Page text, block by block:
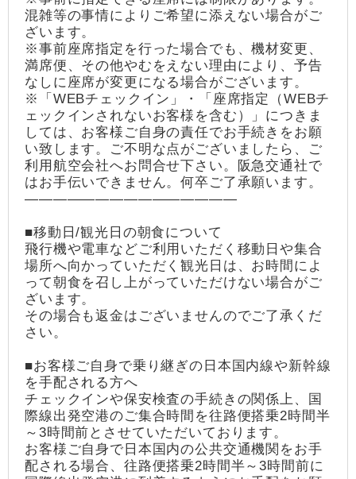
混雑等の事情によりご希望に添えない場合がご
ざいます。
※事前座席指定を行った場合でも、機材変更、
満席便、その他やむをえない理由により、予告
なしに座席が変更になる場合がございます。
※「WEBチェックイン」・「座席指定（WEBチ
ェックインされないお客様を含む）」につきま
しては、お客様ご自身の責任でお手続きをお願
い致します。ご不明な点がございましたら、ご
利用航空会社へお問合せ下さい。阪急交通社で
はお手伝いできません。何卒ご了承願います。
―――――――――――――――
■移動日/観光日の朝食について
飛行機や電車などご利用いただく移動日や集合
場所へ向かっていただく観光日は、お時間によ
って朝食を召し上がっていただけない場合がご
ざいます。
その場合も返金はございませんのでご了承くだ
さい。
■お客様ご自身で乗り継ぎの日本国内線や新幹線
を手配される方へ
チェックインや保安検査の手続きの関係上、国
際線出発空港のご集合時間を往路便搭乗2時間半
～3時間前とさせていただいております。
お客様ご自身で日本国内の公共交通機関をお手
配される場合、往路便搭乗2時間半～3時間前に